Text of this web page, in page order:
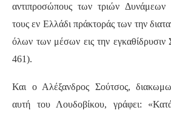
αντιπροσώπους των τριών Δυνάμεων
τους εν Ελλάδι πράκτοράς των την
όλων των μέσων εις την εγκαθίδρυσιν
461).
Και ο Αλέξανδρος Σούτσος,
αυτή του Λουδοβίκου, γράφει: